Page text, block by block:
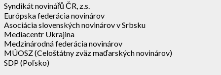
Syndikát novinářů ČR, z.s.
Európska federácia novinárov
Asociácia slovenských novinárov v Srbsku
Mediacentr Ukrajina
Medzinárodná federácia novinárov
MÚOSZ (Celoštátny zväz maďarských novinárov)
SDP (Poľsko)